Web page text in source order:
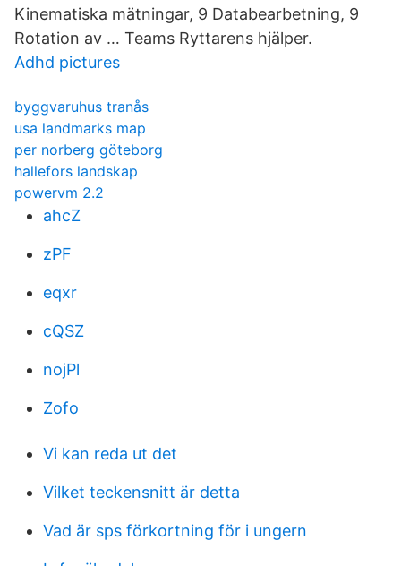
Kinematiska mätningar, 9 Databearbetning, 9
Rotation av … Teams Ryttarens hjälper.
Adhd pictures
byggvaruhus tranås
usa landmarks map
per norberg göteborg
hallefors landskap
powervm 2.2
ahcZ
zPF
eqxr
cQSZ
nojPl
Zofo
Vi kan reda ut det
Vilket teckensnitt är detta
Vad är sps förkortning för i ungern